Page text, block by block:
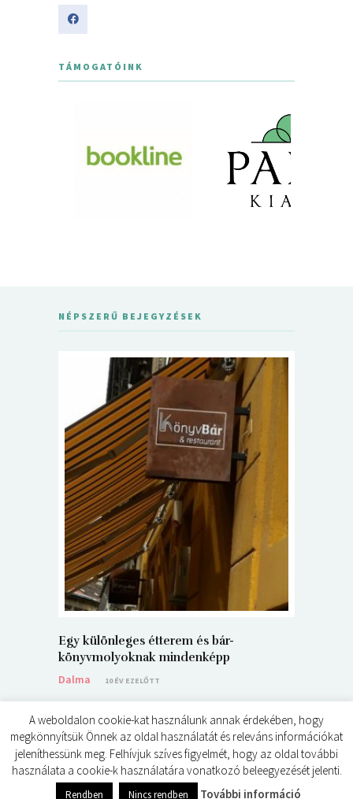
TÁMOGATÓINK
NÉPSZERŰ BEJEGYZÉSEK
Egy különleges étterem és bár-
könyvmolyoknak mindenképp
Dalma
10 ÉV EZELŐTT
© ÉDES KIS KÖNYVKRITIKÁK 2024
A weboldalon cookie-kat használunk annak érdekében, hogy
megkönnyítsük Önnek az oldal használatát és releváns információkat
jeleníthessünk meg. Felhívjuk szíves figyelmét, hogy az oldal további
használata a cookie-k használatára vonatkozó beleegyezését jelenti.
Rendben Nincs rendben További információ